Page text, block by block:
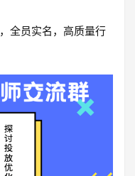
，全员实名，高质量行